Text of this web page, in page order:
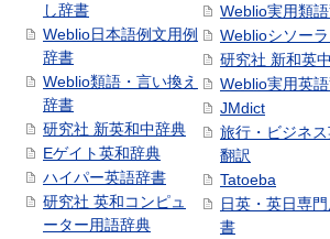
し辞書
Weblio日本語例文用例
辞書
Weblio類語・言い換え
辞書
研究社 新英和中辞典
Eゲイト英和辞典
ハイパー英語辞書
研究社 英和コンピュ
ーター用語辞典
Weblio実用類
Weblioシソー
研究社 新和英
Weblio実用英
JMdict
旅行・ビジネ
翻訳
Tatoeba
日英・英日専
書